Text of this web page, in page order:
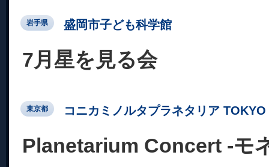
岩手県 盛岡市子ども科学館
7月星を見る会
東京都 コニカミノルタプラネタリア TOKYO
Planetarium Concert -モ